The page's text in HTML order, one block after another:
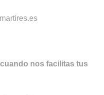
nos facilitas tus